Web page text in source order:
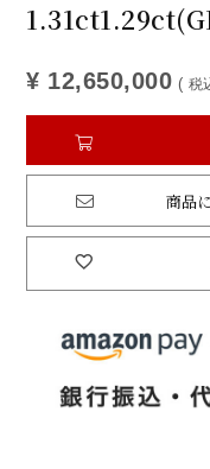
¥ 12,650,000 税
商品